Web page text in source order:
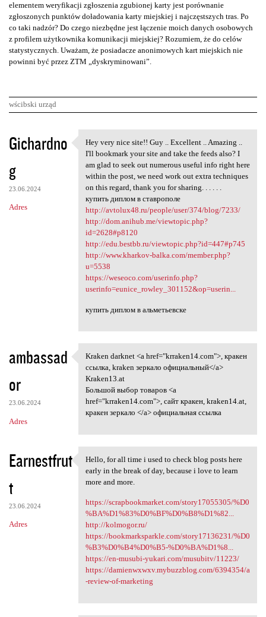
elementem weryfikacji zgłoszenia zgubionej karty jest porównanie
zgłoszonych punktów doładowania karty miejskiej i najczęstszych tras. Po
co taki nadzór? Do czego niezbędne jest łączenie moich danych osobowych
z profilem użytkownika komunikacji miejskiej? Rozumiem, że do celów
statystycznych. Uważam, że posiadacze anonimowych kart miejskich nie
powinni być przez ZTM „dyskryminowani”.
wścibski urząd
K
o
m
e
n
Gichardno
g
23.06.2024
Adres
Hey very nice site!! Guy ..
Hey very nice site!! Guy .. Excellent .. Amazing ..
I'll bookmark your site and take the feeds also? I
am glad to seek out numerous useful info right here
within the post, we need work out extra techniques
on this regard, thank you for sharing. . . . . .
купить диплом в ставрополе
http://avtolux48.ru/people/user/374/blog/7233/
http://dom.anihub.me/viewtopic.php?
id=2628#p8120
http://edu.bestbb.ru/viewtopic.php?id=447#p745
http://www.kharkov-balka.com/member.php?
u=5538
https://weseoco.com/userinfo.php?
userinfo=eunice_rowley_301152&op=userin...
купить диплом в альметьевске
ambassad
or
23.06.2024
Adres
Kraken darknet <a href=
Kraken darknet <a href="krraken14.com">, кракен
ссылка, kraken зеркало официальный</a>
Kraken13.at
Большой выбор товаров <a
href="krraken14.com">, сайт кракен, kraken14.at,
кракен зеркало </a> официальная ссылка
Earnestfrut
t
23.06.2024
Adres
Hello, for all time i used to
Hello, for all time i used to check blog posts here
early in the break of day, because i love to learn
more and more.
https://scrapbookmarket.com/story17055305/%D0
%BA%D1%83%D0%BF%D0%B8%D1%82...
http://kolmogor.ru/
https://bookmarksparkle.com/story17136231/%D0
%B3%D0%B4%D0%B5-%D0%BA%D1%8...
https://en-musubi-yukari.com/musubitv/11223/
https://damienwxwxv.mybuzzblog.com/6394354/a
-review-of-marketing